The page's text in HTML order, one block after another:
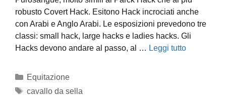
robusto Covert Hack. Esitono Hack incrociati anche
con Arabi e Anglo Arabi. Le esposizioni prevedono tre
classi: small hack, large hacks e ladies hacks. Gli
Hacks devono andare al passo, al … Leggi tutto
Categorie
Equitazione
Tag
cavallo da sella